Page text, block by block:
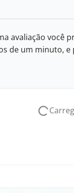
avaliação você
de um minuto,